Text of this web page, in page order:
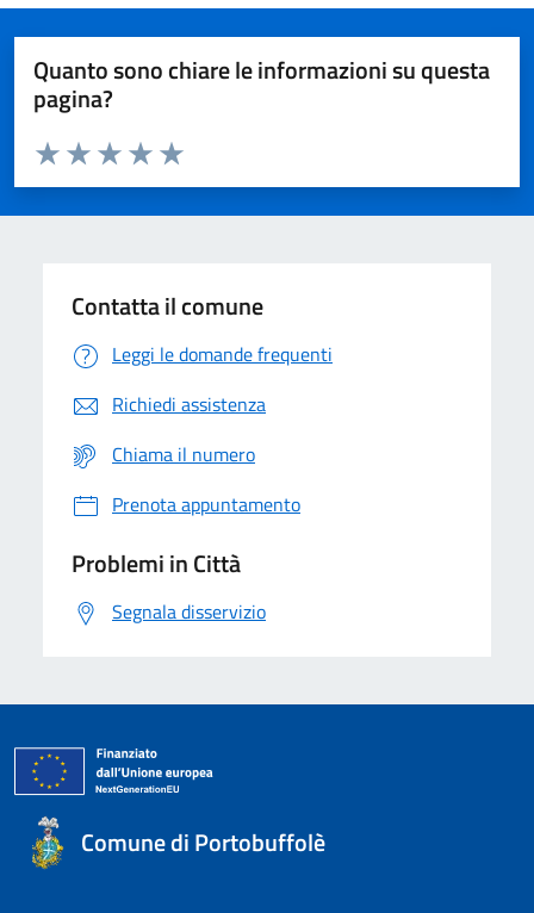
Quanto sono chiare le informazioni su questa
pagina?
Domanda
Valuta da 1 a 5 stelle la pagina
Valuta 5 stelle su 5
Valuta 4 stelle su 5
Valuta 3 stelle su 5
Valuta 2 stelle su 5
Valuta 1 stelle su 5
Contatta il comune
Leggi le domande frequenti
Richiedi assistenza
Chiama il numero
Prenota appuntamento
Problemi in Città
Segnala disservizio
Comune di Portobuffolè